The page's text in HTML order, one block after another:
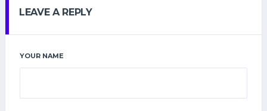
LEAVE A REPLY
YOUR NAME